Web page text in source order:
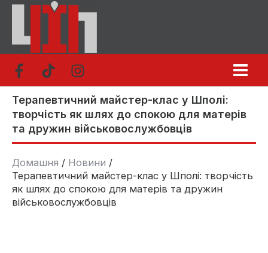
Перейти
вмісту
Терапевтичний майстер-клас у Шполі:
творчість як шлях до спокою для матерів
та дружин військовослужбовців
Домашня
Новини
Терапевтичний майстер-клас у Шполі: творчість
як шлях до спокою для матерів та дружин
військовослужбовців